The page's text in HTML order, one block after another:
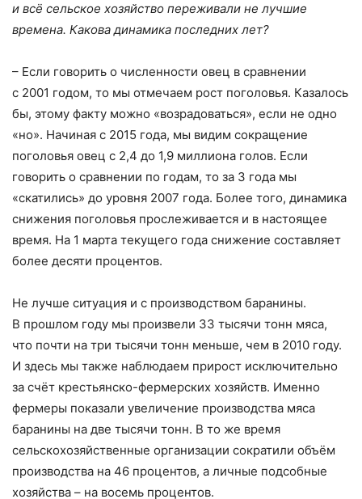
и всё сельское хозяйство переживали не лучшие
времена. Какова динамика последних лет?
– Если говорить о численности овец в сравнении
с 2001 годом, то мы отмечаем рост поголовья. Казалось
бы, этому факту можно «возрадоваться», если не одно
«но». Начиная с 2015 года, мы видим сокращение
поголовья овец с 2,4 до 1,9 миллиона голов. Если
говорить о сравнении по годам, то за 3 года мы
«скатились» до уровня 2007 года. Более того, динамика
снижения поголовья прослеживается и в настоящее
время. На 1 марта текущего года снижение составляет
более десяти процентов.
Не лучше ситуация и с производством баранины.
В прошлом году мы произвели 33 тысячи тонн мяса,
что почти на три тысячи тонн меньше, чем в 2010 году.
И здесь мы также наблюдаем прирост исключительно
за счёт крестьянско-фермерских хозяйств. Именно
фермеры показали увеличение производства мяса
баранины на две тысячи тонн. В то же время
сельскохозяйственные организации сократили объём
производства на 46 процентов, а личные подсобные
хозяйства – на восемь процентов.